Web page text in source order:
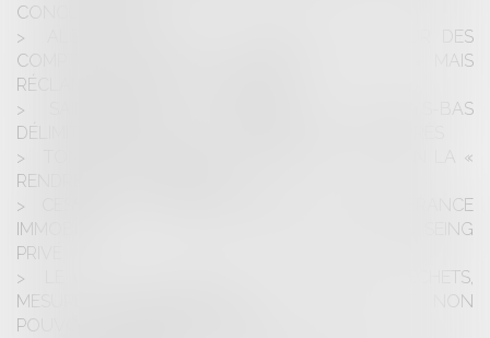
CONCURRENCE ?
ALGUES VERTES EN BRETAGNE : LA COUR DES
COMPTES SALUE DES « AVANCÉES RÉELLES » MAIS
RÉCLAME UN EFFORT RENFORCÉ
SAINT-MARTIN : LA FRANCE ET LES PAYS-BAS
DÉLIMITENT ENFIN LEUR FRONTIÈRE, 378 ANS APRÈS
TOMBE DE FAMILLE À L’ABANDON : PEUT-ON LA «
RENDRE » À LA COMMUNE ?
CESSION DE TITRES DE SOCIÉTÉ À PRÉPONDÉRANCE
IMMOBILIÈRE : LA FIN DU SIMPLE ACTE SOUS SEING
PRIVÉ
LE CHOIX DU MODE DE COLLECTE DES DÉCHETS,
MESURE D’ORGANISATION DU SERVICE ET NON
POUVOIR DE POLICE DU MAIRE